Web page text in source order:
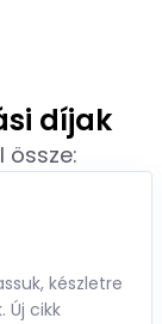
díjak
össze:
készletre
Új cikk